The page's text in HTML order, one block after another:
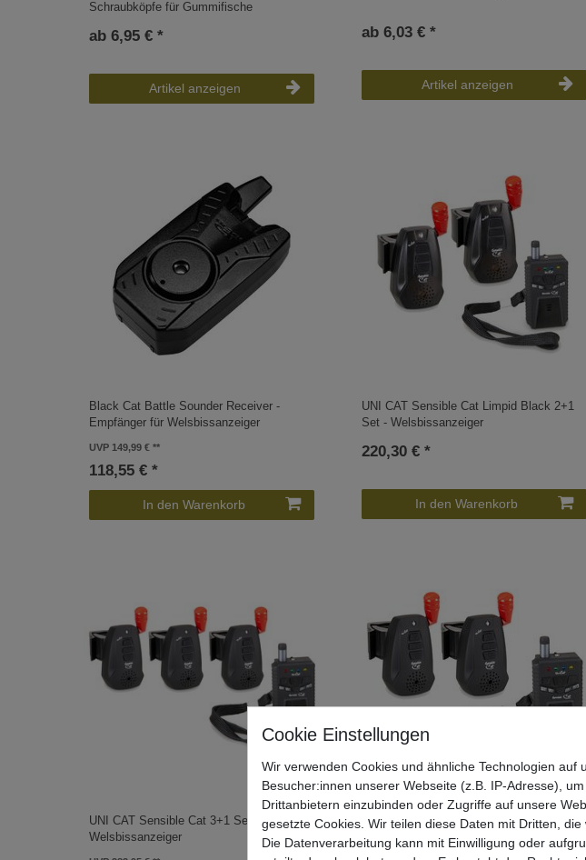
Schraubköpfe für Gummifische
ab 6,95 € *
Artikel anzeigen
ab 6,03 € *
Artikel anzeigen
Black Cat Battle Sounder Receiver -
Empfänger für Welsbissanzeiger
UVP 149,99 €
118,55 € *
In den Warenkorb
UNI CAT Sensible Cat Limpid Black 2+1
Set - Welsbissanzeiger
220,30 € *
In den Warenkorb
UNI CAT Sensible Cat 3+1 Set -
Welsbissanzeiger
UNI CAT Sensible Cat 2+1 Set -
Welsbissanzeiger
Wir verwenden Cookies und ähnliche Technologien
Besucher:innen unserer Webseite (z.B. IP-Adresse),
Drittanbietern einzubinden oder Zugriffe auf unsere
gesetzte Cookies. Wir teilen diese Daten mit Dritten,
Die Datenverarbeitung kann mit Einwilligung oder